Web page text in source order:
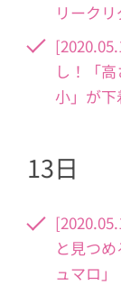
リークリ
し！「
小」が
13日
と見つ
ュマロ」